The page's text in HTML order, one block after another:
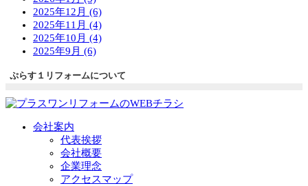
2025年12月 (6)
2025年11月 (4)
2025年10月 (4)
2025年9月 (6)
ぷらす１リフォームについて
会社案内
代表挨拶
会社概要
企業理念
アクセスマップ